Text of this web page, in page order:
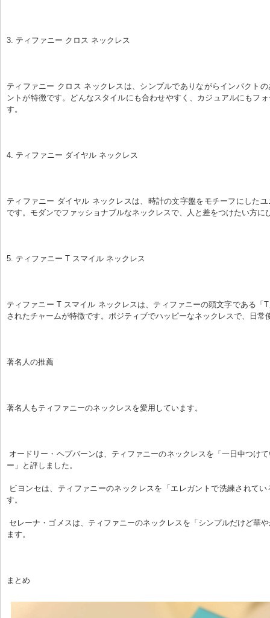
3. ティファニー クロス ネックレス
ティファニー クロス ネックレスは、シンプルでありながらインパクト
ントが特徴です。どんなスタイルにも合わせやすく、カジュアルにもフ
す。
4. ティファニー ダイヤル ネックレス
ティファニー ダイヤル ネックレスは、時計の文字盤をモチーフにした
です。モダンでファッショナブルなネックレスで、人と差をつけたい方に
5. ティファニー T スマイル ネックレス
ティファニー T スマイル ネックレスは、ティファニーの頭文字である「
されたチャームが特徴です。ポジティブでハッピーなネックレスで、日常
著名人の推薦
著名人もティファニーのネックレスを愛用しています。
ー」と評しました。
す。
ます。
まとめ